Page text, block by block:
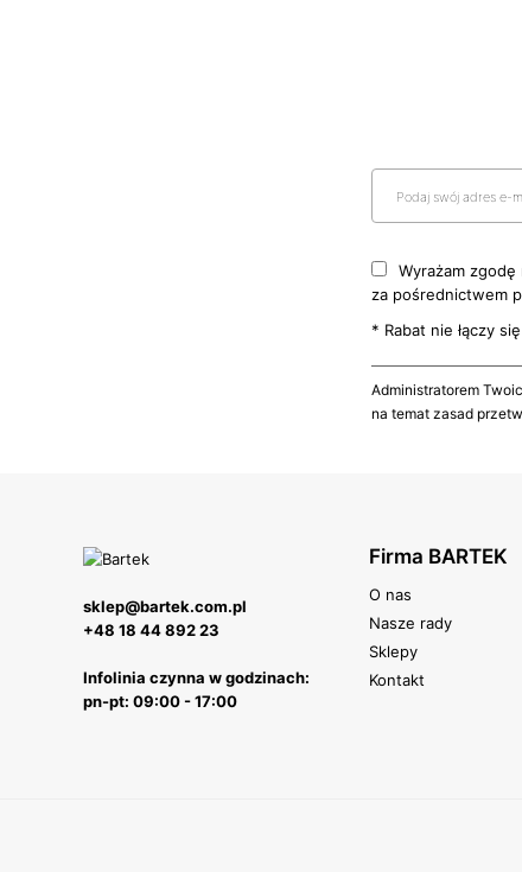
Wyrażam
za pośrednictwem
* Rabat nie łączy
Administratorem
na temat zasad
sklep@bartek.com.pl
+48 18 44 892 23
Infolinia czynna w godzinach:
pn-pt: 09:00 - 17:00
Firma BARTEK
O nas
Nasze rady
Sklepy
Kontakt